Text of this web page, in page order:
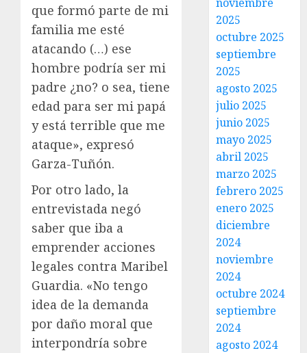
que formó parte de mi
familia me esté
atacando (…) ese
hombre podría ser mi
padre ¿no? o sea, tiene
edad para ser mi papá
y está terrible que me
ataque», expresó
Garza-Tuñón.
Por otro lado, la
entrevistada negó
saber que iba a
emprender acciones
legales contra Maribel
Guardia. «No tengo
idea de la demanda
por daño moral que
interpondría sobre
2025
octubre 2025
septiembre
2025
agosto 2025
julio 2025
junio 2025
mayo 2025
abril 2025
marzo 2025
febrero 2025
enero 2025
diciembre
2024
noviembre
2024
octubre 2024
septiembre
2024
agosto 2024